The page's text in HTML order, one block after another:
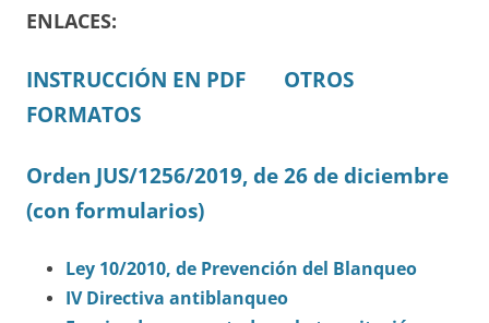
ENLACES:
INSTRUCCIÓN EN PDF
OTROS
FORMATOS
Orden JUS/1256/2019, de 26 de diciembre
(con formularios)
Ley 10/2010, de Prevención del Blanqueo
IV Directiva antiblanqueo